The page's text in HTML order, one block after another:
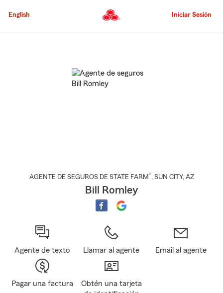
al
principal
English Iniciar Sesión
AGENTE DE SEGUROS DE STATE FARM®, SUN CITY, AZ
Bill Romley
Agente de texto Llamar al agente Email al agente
Pagar una factura
Obtén una tarjeta